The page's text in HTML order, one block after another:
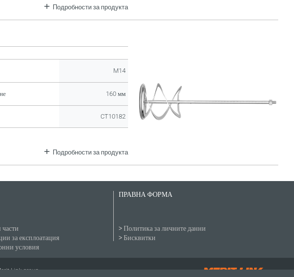
Подробности за продукта
M14
160 мм
CT10182
Подробности за продукта
части
за експлоатация
условия
ПРАВНА ФОРМА
Политика за личните данни
Бисквитки
Link group.